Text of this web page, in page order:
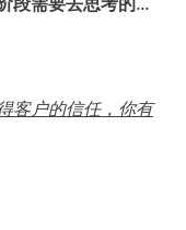
段需要去思考的...
客户的信任，你有